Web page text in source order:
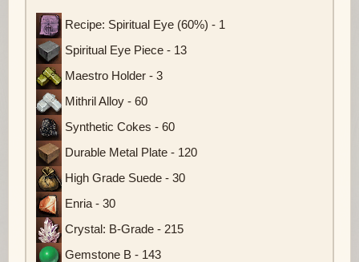
Recipe: Spiritual Eye (60%) - 1
Spiritual Eye Piece - 13
Maestro Holder - 3
Mithril Alloy - 60
Synthetic Cokes - 60
Durable Metal Plate - 120
High Grade Suede - 30
Enria - 30
Crystal: B-Grade - 215
Gemstone B - 143